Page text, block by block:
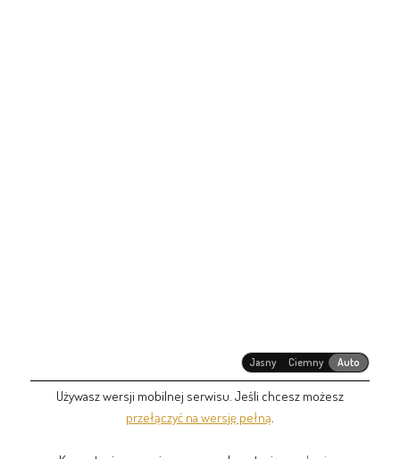
Jasny Ciemny Auto
Używasz wersji mobilnej serwisu. Jeśli chcesz możesz
przełączyć na wersję pełną